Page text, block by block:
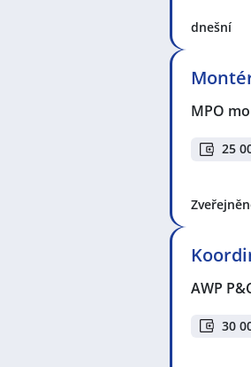
dnešní
MPO
25
AWP
30